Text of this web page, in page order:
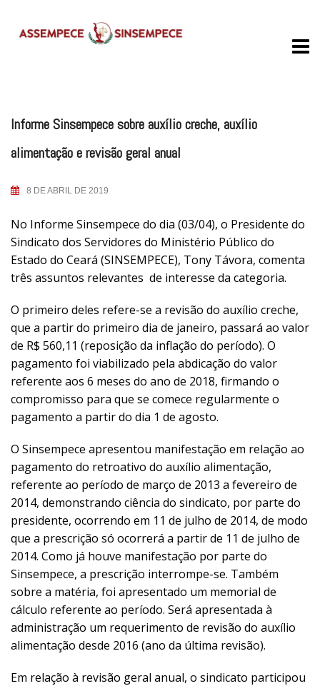
Informe Sinsempece sobre auxílio creche, auxílio
alimentação e revisão geral anual
8 DE ABRIL DE 2019
No Informe Sinsempece do dia (03/04), o Presidente do
Sindicato dos Servidores do Ministério Público do
Estado do Ceará (SINSEMPECE), Tony Távora, comenta
três assuntos relevantes de interesse da categoria.
O primeiro deles refere-se a revisão do auxílio creche,
que a partir do primeiro dia de janeiro, passará ao valor
de R$ 560,11 (reposição da inflação do período). O
pagamento foi viabilizado pela abdicação do valor
referente aos 6 meses do ano de 2018, firmando o
compromisso para que se comece regularmente o
pagamento a partir do dia 1 de agosto.
O Sinsempece apresentou manifestação em relação ao
pagamento do retroativo do auxílio alimentação,
referente ao período de março de 2013 a fevereiro de
2014, demonstrando ciência do sindicato, por parte do
presidente, ocorrendo em 11 de julho de 2014, de modo
que a prescrição só ocorrerá a partir de 11 de julho de
2014. Como já houve manifestação por parte do
Sinsempece, a prescrição interrompe-se. Também
sobre a matéria, foi apresentado um memorial de
cálculo referente ao período. Será apresentada à
administração um requerimento de revisão do auxílio
alimentação desde 2016 (ano da última revisão).
Em relação à revisão geral anual, o sindicato participou